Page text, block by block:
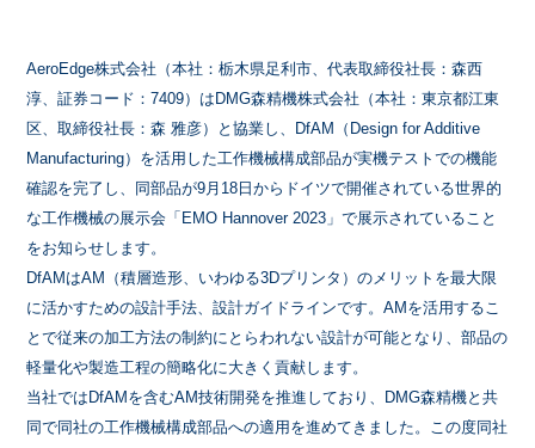
AeroEdge株式会社（本社：栃木県足利市、代表取締役社長：森西
淳、証券コード：7409）はDMG森精機株式会社（本社：東京都江東
区、取締役社長：森 雅彦）と協業し、DfAM（Design for Additive
Manufacturing）を活用した工作機械構成部品が実機テストでの機能
確認を完了し、同部品が9月18日からドイツで開催されている世界的
な工作機械の展示会「EMO Hannover 2023」で展示されていること
をお知らせします。
DfAMはAM（積層造形、いわゆる3Dプリンタ）のメリットを最大限
に活かすための設計手法、設計ガイドラインです。AMを活用するこ
とで従来の加工方法の制約にとらわれない設計が可能となり、部品の
軽量化や製造工程の簡略化に大きく貢献します。
当社ではDfAMを含むAM技術開発を推進しており、DMG森精機と共
同で同社の工作機械構成部品への適用を進めてきました。この度同社